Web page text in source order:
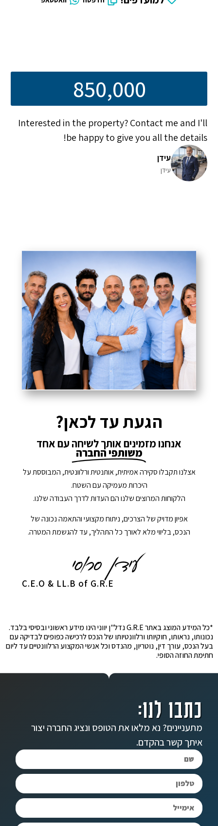
850,000
Interested in the property? Contact me and I'll
be happy to give you all the details!
עידן
עידן
הגעת עד לכאן?
אנחנו מזמינים אותך לשיחה עם אחד
משותפי החברה
אצלנו תקבלו סקירה אמיתית, אותנטית ורלוונטית, המבוססת על
היכרות מעמיקה עם השטח.
הלקוחות המרוצים שלנו הם העדות לדרך העבודה שלנו.
אפיון מדויק של הצרכים, ניתוח מקצועי והתאמה נכונה של
הנכס, בליווי מלא לאורך כל התהליך, עד להגשמת המטרה.
C.E.O & LL.B of G.R.E
*כל המידע המוצג באתר G.R.E נדל"ן יווני הינו מידע ראשוני ובסיסי בלבד.
נכונותו, נראותו, חוקיותו ורלוונטיותו של הנכס לרכישה כפופים לבדיקה עם
בעל הנכס, עורך דין, נוטריון, מהנדס וכל אנשי המקצוע הרלוונטיים עד ליום
חתימת החוזה הסופי.
כתבו לנו:
מתעניינים? נא מלאו את הטופס ונציג החברה יצור
איתך קשר בהקדם.